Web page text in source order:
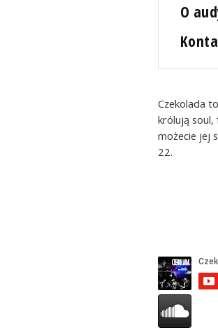
O
Czekolada
królują soul,
możecie jej
22.